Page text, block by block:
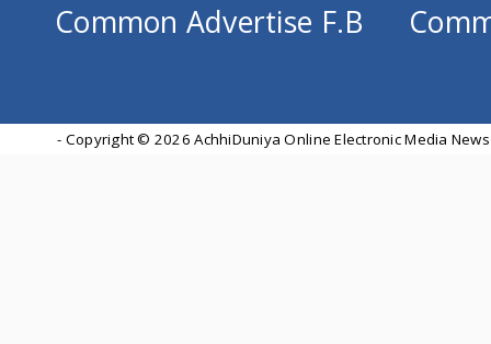
Common Advertise F.B
- Copyright © 2026 AchhiDuniya Online Electronic Media